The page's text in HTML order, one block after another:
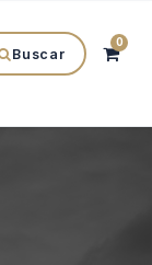
Buscar
0